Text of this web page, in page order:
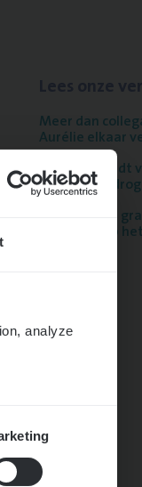
analyze
Meer dan
Aurélie elkaar
Mathias houdt
dossiers én
Thalia zoekt
games én op